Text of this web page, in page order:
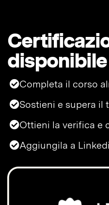
disponibile
Completa il corso
Sostieni e supera il
Ottieni la verifica e
Aggiungila a